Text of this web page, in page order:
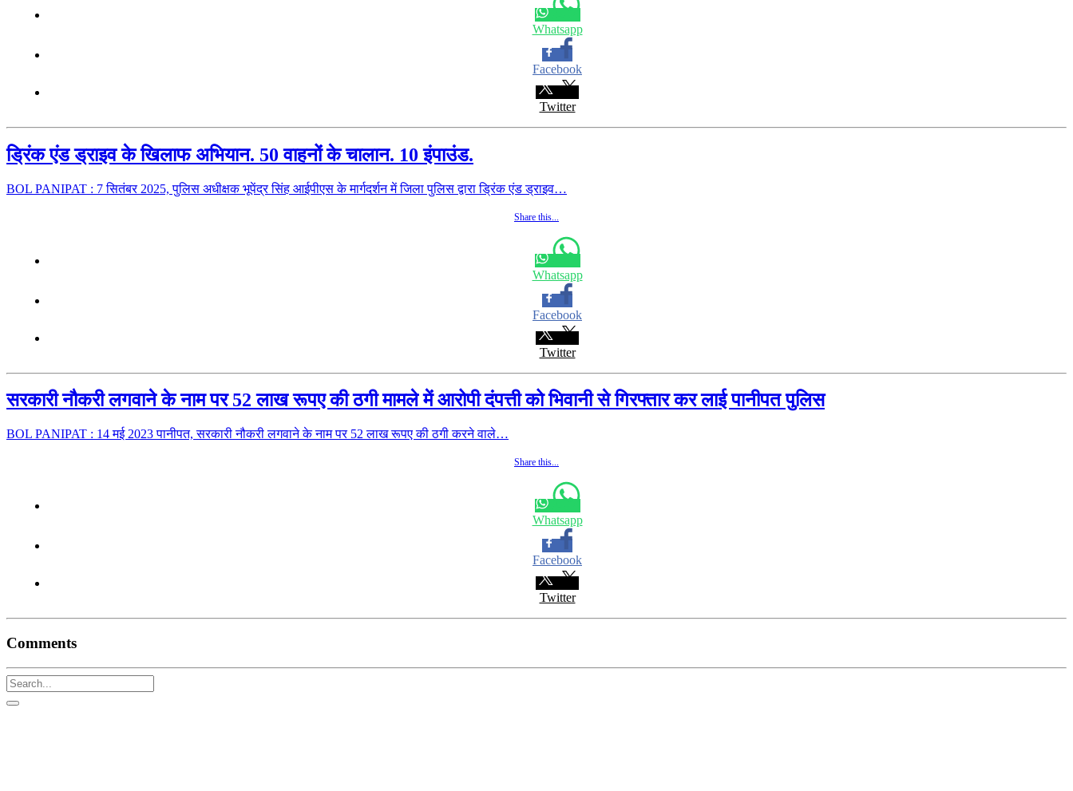
Whatsapp
Facebook
Twitter
ड्रिंक एंड ड्राइव के खिलाफ अभियान. 50 वाहनों के चालान. 10 इंपाउंड.
BOL PANIPAT : 7 सितंबर 2025, पुलिस अधीक्षक भूपेंद्र सिंह आईपीएस के मार्गदर्शन में जिला पुलिस द्वारा ड्रिंक एंड ड्राइव…
Share this...
Whatsapp
Facebook
Twitter
सरकारी नौकरी लगवाने के नाम पर 52 लाख रूपए की ठगी मामले में आरोपी दंपत्ती को भिवानी से गिरफ्तार कर लाई पानीपत पुलिस
BOL PANIPAT : 14 मई 2023 पानीपत, सरकारी नौकरी लगवाने के नाम पर 52 लाख रूपए की ठगी करने वाले…
Share this...
Whatsapp
Facebook
Twitter
Comments